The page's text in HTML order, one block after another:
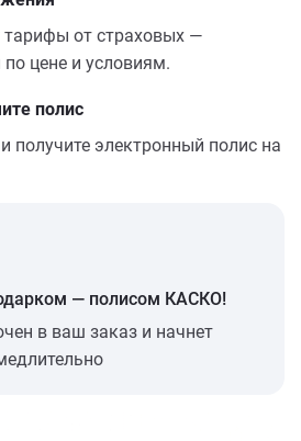
тарифы от страховых —
цене и условиям.
полис
получите электронный полис на
— полисом КАСКО!
в ваш заказ и начнет